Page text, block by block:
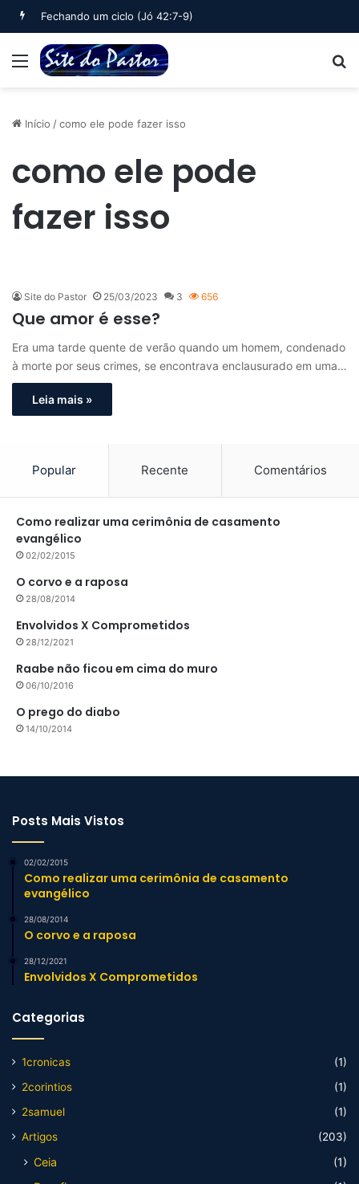
Fechando um ciclo (Jó 42:7-9)
Menu
Início /como ele pode fazer isso
como ele pode
fazer isso
Site do Pastor 25/03/2023 3 656
Que amor é esse?
Era uma tarde quente de verão quando um homem, condenado
à morte por seus crimes, se encontrava enclausurado em uma…
Leia mais »
Popular Recente Comentários
Como realizar uma cerimônia de casamento
evangélico
02/02/2015
O corvo e a raposa
28/08/2014
Envolvidos X Comprometidos
28/12/2021
Raabe não ficou em cima do muro
06/10/2016
O prego do diabo
14/10/2014
Posts Mais Vistos
02/02/2015
Como realizar uma cerimônia de casamento
evangélico
28/08/2014
O corvo e a raposa
28/12/2021
Envolvidos X Comprometidos
Categorias
1cronicas
(1)
2corintios
(1)
2samuel
(1)
Artigos
(203)
Ceia
(1)